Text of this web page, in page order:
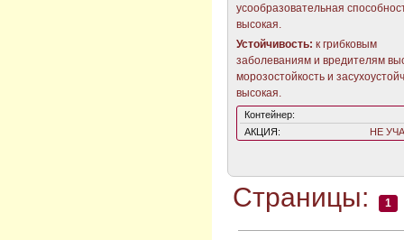
усообразовательная
высокая.
Устойчивость: к грибковым
заболеваниям и вредителям
морозостойкость и
высокая.
Контейнер:
АКЦИЯ:
НЕ
Страницы: 1